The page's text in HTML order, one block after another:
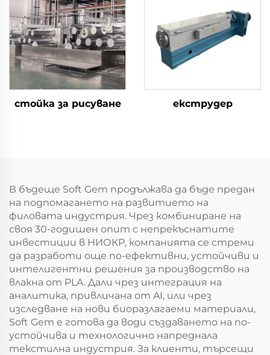
стойка за рисуване екструдер
В бъдеще Soft Gem продължава да бъде предан
на подпомагането на развитието на
филовата индустрия. Чрез комбиниране на
своя 30-годишен опит с непрекъснатите
инвестиции в НИОКР, компанията се стреми
да разработи още по-ефективни, устойчиви и
интелигентни решения за производство на
влакна от PLA. Дали чрез интеграция на
аналитика, привличана от AI, или чрез
изследване на нови биоразлагаеми материали,
Soft Gem е готова да води създаването на по-
устойчива и технологично напреднала
текстилна индустрия. За клиенти, търсещи